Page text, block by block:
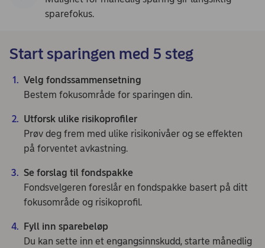
sparefokus.
Start sparingen med 5 steg
Velg fondssammensetning
Bestem fokusområde for sparingen din.
Utforsk ulike risikoprofiler
Prøv deg frem med ulike risikonivåer og se effekten
på forventet avkastning.
Se forslag til fondspakke
Fondsvelgeren foreslår en fondspakke basert på ditt
fokusområde og risikoprofil.
Fyll inn sparebeløp
Du kan sette inn et engangsinnskudd, starte månedlig